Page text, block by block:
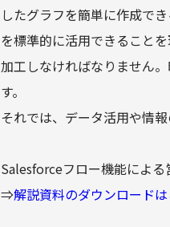
したグラフを簡単に作成で
を標準的に活用できること
加工しなければなりません
す。
それでは、データ活用や情
Salesforceフロー機能によ
⇒解説資料のダウンロード